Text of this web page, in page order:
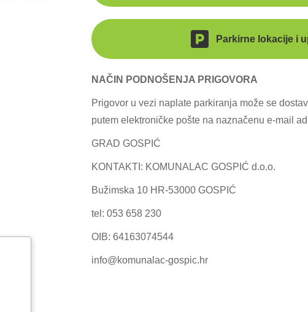
Parkirne lokacije i
NAČIN PODNOŠENJA PRIGOVORA
Prigovor u vezi naplate parkiranja može se
putem elektroničke pošte na naznačenu e-mail
GRAD GOSPIĆ
KONTAKTI: KOMUNALAC GOSPIĆ d.o.o.
Bužimska 10 HR-53000 GOSPIĆ
tel: 053 658 230
ΟΙΒ: 64163074544
info@komunalac-gospic.hr